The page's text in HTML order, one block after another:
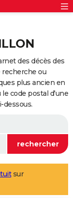
des décès des
recherche ou
plus ancien en
code postal d'une
sur